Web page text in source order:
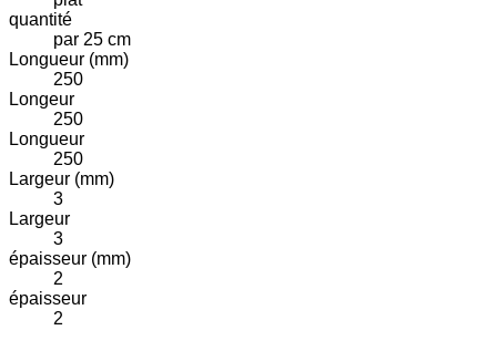
quantité
par 25 cm
Longueur (mm)
250
Longeur
250
Longueur
250
Largeur (mm)
3
Largeur
3
épaisseur (mm)
2
épaisseur
2